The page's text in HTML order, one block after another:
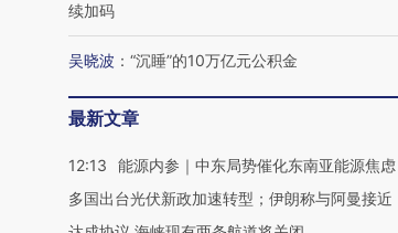
续加码
吴晓波 ： “沉睡”的10万亿元公积金
最新文章
12:13
能源内参｜中东局势催化东南亚能源焦虑
多国出台光伏新政加速转型；伊朗称与阿曼接近